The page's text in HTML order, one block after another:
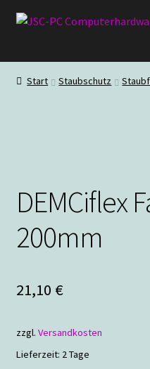
Zur
Zum
Hardware
Start Staubschutz
DEMCiflex
200mm
21,10 €
zzgl. Versandkosten
Lieferzeit: 2 Tage